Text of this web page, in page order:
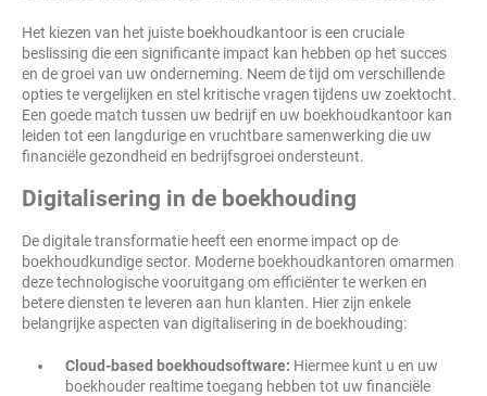
Het kiezen van het juiste boekhoudkantoor is een cruciale
beslissing die een significante impact kan hebben op het succes
en de groei van uw onderneming. Neem de tijd om verschillende
opties te vergelijken en stel kritische vragen tijdens uw zoektocht.
Een goede match tussen uw bedrijf en uw boekhoudkantoor kan
leiden tot een langdurige en vruchtbare samenwerking die uw
financiële gezondheid en bedrijfsgroei ondersteunt.
Digitalisering in de boekhouding
De digitale transformatie heeft een enorme impact op de
boekhoudkundige sector. Moderne boekhoudkantoren omarmen
deze technologische vooruitgang om efficiënter te werken en
betere diensten te leveren aan hun klanten. Hier zijn enkele
belangrijke aspecten van digitalisering in de boekhouding:
Cloud-based boekhoudsoftware: Hiermee kunt u en uw
boekhouder realtime toegang hebben tot uw financiële